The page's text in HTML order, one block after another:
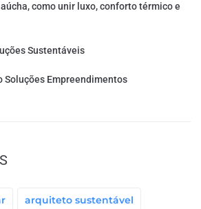
como unir luxo, conforto térmico e
Sustentáveis
Soluções Empreendimentos
arquiteto sustentável